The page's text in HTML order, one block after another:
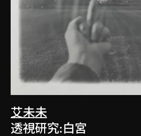
艾未未
透視研究:白宮